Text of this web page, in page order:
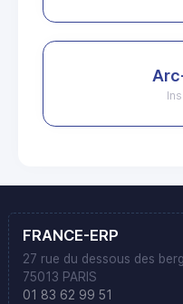
FRANCE-ERP
27 rue du dessous des
75013 PARIS
01 83 62 99 51